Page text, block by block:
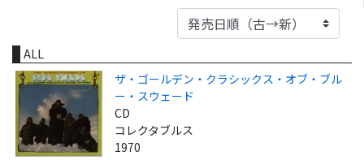
ALL
ザ・ゴールデン・クラシックス・オブ・ブル
ー・スウェード
CD
コレクタブルス
1970